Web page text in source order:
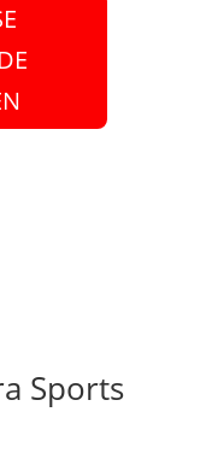
Sports